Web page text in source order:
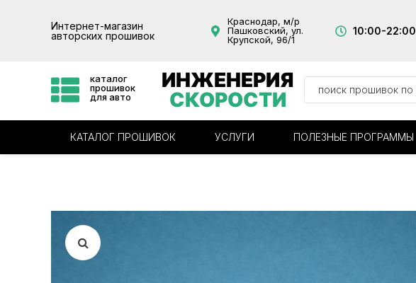
Интернет-магазин
авторских прошивок
Краснодар, м/р
Пашковский, ул.
Крупской, 96/1
10:00-22:00
каталог
прошивок
для авто
ИНЖЕНЕРИЯ
СКОРОСТИ
КАТАЛОГ ПРОШИВОК УСЛУГИ ПОЛЕЗНЫЕ ПРОГРАММЫ